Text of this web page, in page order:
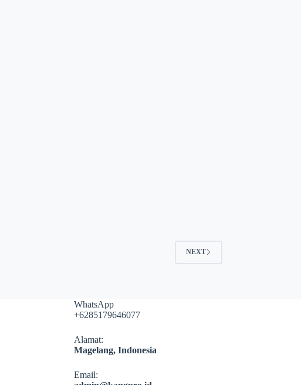
NEXT
WhatsApp
+6285179646077
Alamat:
​Magelang, Indonesia
Email​: